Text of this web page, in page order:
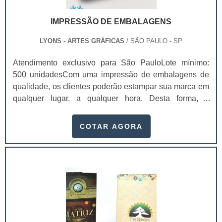
IMPRESSÃO DE EMBALAGENS
LYONS - ARTES GRÁFICAS / SÃO PAULO - SP
Atendimento exclusivo para São PauloLote mínimo:
500 unidadesCom uma impressão de embalagens de
qualidade, os clientes poderão estampar sua marca em
qualquer lugar, a qualquer hora. Desta forma, é
possíveis clientes, fazendo com que as vendas do
conhecimento sobre os diversos tipos de impressão
serviço.Saber das diferenças entre os métodos de
impressão e de suas limitações é algo essencial para
poder alcançar resultados que supram as
expectativas. Tipos de impressão de embalagem
existentesOffset - mais utilizado na área
COTAR AGORA